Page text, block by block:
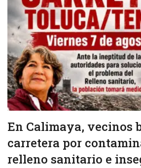
En Calimaya, vecinos
carretera por
relleno sanitario e